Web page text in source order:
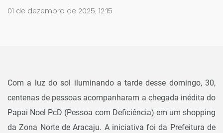
01 de dezembro de 2025, 12:15
Com a luz do sol iluminando a tarde desse domingo, 30,
centenas de pessoas acompanharam a chegada inédita do
Papai Noel PcD (Pessoa com Deficiência) em um shopping
da Zona Norte de Aracaju. A iniciativa foi da Prefeitura de